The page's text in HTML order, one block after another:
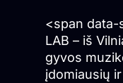
<span data-
LAB – iš
gyvos
įdomiausių